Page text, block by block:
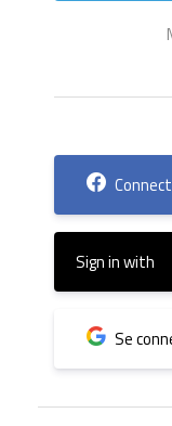
Sign in with
Se